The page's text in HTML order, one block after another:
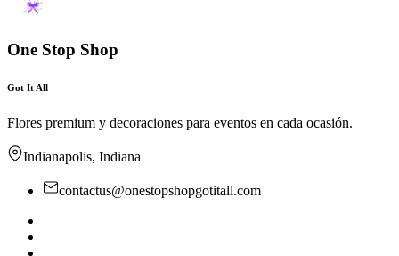
One Stop Shop
Got It All
Flores premium y decoraciones para eventos en cada ocasión.
Indianapolis, Indiana
contactus@onestopshopgotitall.com